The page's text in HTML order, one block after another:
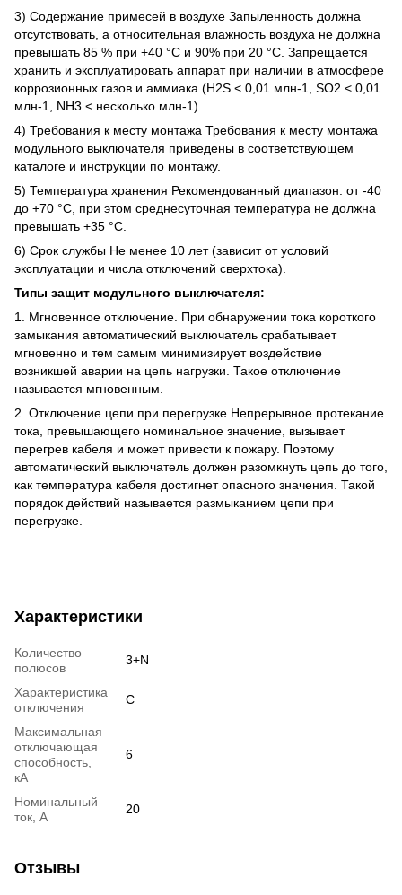
3) Содержание примесей в воздухе Запыленность должна
отсутствовать, а относительная влажность воздуха не должна
превышать 85 % при +40 °C и 90% при 20 °C. Запрещается
хранить и эксплуатировать аппарат при наличии в атмосфере
коррозионных газов и аммиака (H2S < 0,01 млн-1, SO2 < 0,01
млн-1, NH3 < несколько млн-1).
4) Требования к месту монтажа Требования к месту монтажа
модульного выключателя приведены в соответствующем
каталоге и инструкции по монтажу.
5) Температура хранения Рекомендованный диапазон: от -40
до +70 °C, при этом среднесуточная температура не должна
превышать +35 °C.
6) Срок службы Не менее 10 лет (зависит от условий
эксплуатации и числа отключений сверхтока).
Типы защит модульного выключателя:
1. Мгновенное отключение. При обнаружении тока короткого
замыкания автоматический выключатель срабатывает
мгновенно и тем самым минимизирует воздействие
возникшей аварии на цепь нагрузки. Такое отключение
называется мгновенным.
2. Отключение цепи при перегрузке Непрерывное протекание
тока, превышающего номинальное значение, вызывает
перегрев кабеля и может привести к пожару. Поэтому
автоматический выключатель должен разомкнуть цепь до того,
как температура кабеля достигнет опасного значения. Такой
порядок действий называется размыканием цепи при
перегрузке.
Характеристики
Количество
полюсов
3+N
Характеристика
отключения
C
Максимальная
отключающая
способность,
кА
6
Номинальный
ток, А
20
Отзывы